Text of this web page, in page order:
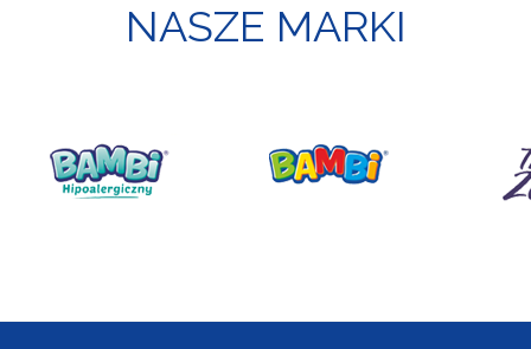
NASZE MARKI